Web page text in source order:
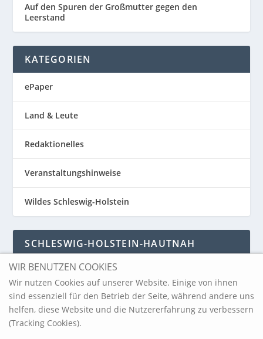
Auf den Spuren der Großmutter gegen den
Leerstand
KATEGORIEN
ePaper
Land & Leute
Redaktionelles
Veranstaltungshinweise
Wildes Schleswig-Holstein
SCHLESWIG-HOLSTEIN-HAUTNAH
Schleswig-Holstein-Hautnah
ARCHIV
WIR BENUTZEN COOKIES
Wir nutzen Cookies auf unserer Website. Einige von ihnen
sind essenziell für den Betrieb der Seite, während andere uns
helfen, diese Website und die Nutzererfahrung zu verbessern
(Tracking Cookies).